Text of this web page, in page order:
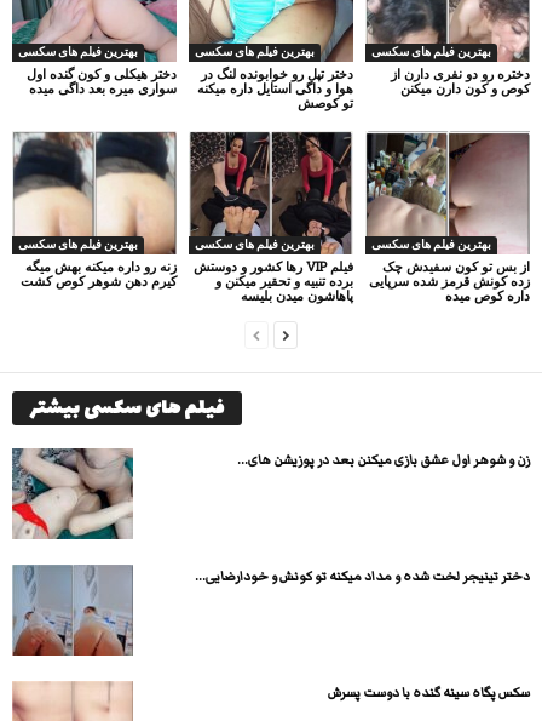
بهترین فیلم های سکسی
دختر هیکلی و کون گنده اول
سواری میره بعد داگی میده
بهترین فیلم های سکسی
دختر تپل رو خوابونده لنگ در
هوا و داگی استایل داره میکنه
تو کوصش
بهترین فیلم های سکسی
دختره رو دو نفری دارن از
کوص و کون دارن میکنن
بهترین فیلم های سکسی
زنه رو داره میکنه بهش میگه
کیرم دهن شوهر کوص کشت
بهترین فیلم های سکسی
فیلم VIP رها کشور و دوستش
برده تنبیه و تحقیر میکنن و
پاهاشون میدن بلیسه
بهترین فیلم های سکسی
از بس تو کون سفیدش چک
زده کونش قرمز شده سرپایی
داره کوص میده
فیلم های سکسی بیشتر
زن و شوهر اول عشق بازی میکنن بعد در پوزیشن های...
دختر تینیجر لخت شده و مداد میکنه تو کونش و خودارضایی...
سکس پگاه سینه گنده با دوست پسرش